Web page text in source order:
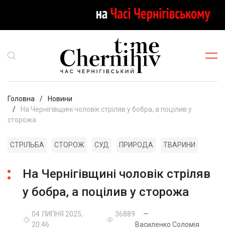
Головна
Новини
На Чернігівщині чоловік стріляв у бобра, а поцілив у
сторожа
СТРІЛЬБА СТОРОЖ СУД ПРИРОДА ТВАРИНИ
На Чернігівщині чоловік стріляв
у бобра, а поцілив у сторожа
04 ЛИПНЯ 2025,
20:46
36889
—
Василенко Соломія